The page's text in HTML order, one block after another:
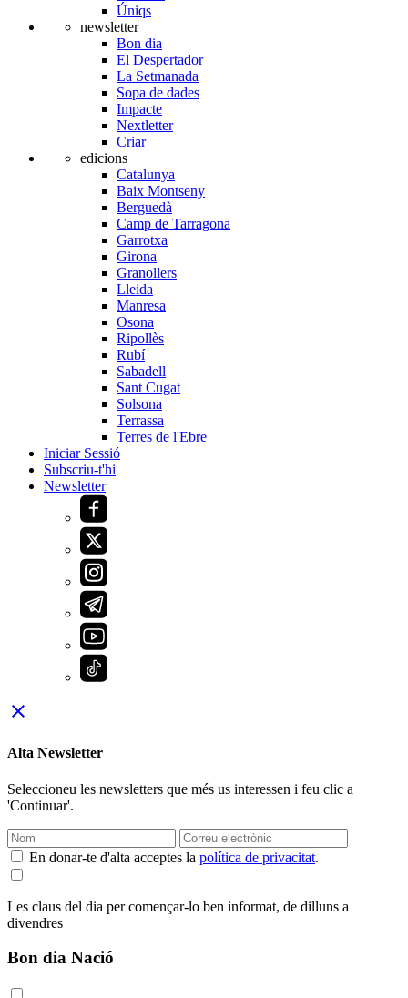
Úniqs
newsletter
Bon dia
El Despertador
La Setmanada
Sopa de dades
Impacte
Nextletter
Criar
edicions
Catalunya
Baix Montseny
Berguedà
Camp de Tarragona
Garrotxa
Girona
Granollers
Lleida
Manresa
Osona
Ripollès
Rubí
Sabadell
Sant Cugat
Solsona
Terrassa
Terres de l'Ebre
Iniciar Sessió
Subscriu-t'hi
Newsletter
close
Alta Newsletter
Seleccioneu les newsletters que més us interessen i feu clic a
'Continuar'.
En donar-te d'alta acceptes la política de privacitat.
Les claus del dia per començar-lo ben informat, de dilluns a
divendres
Bon dia Nació